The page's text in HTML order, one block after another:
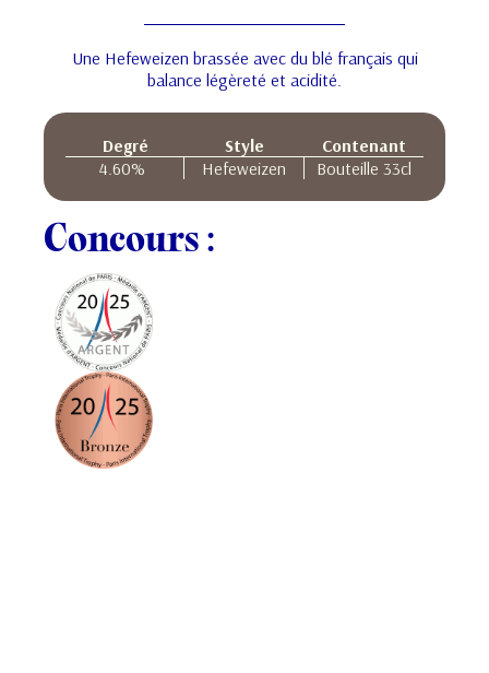
Une Hefeweizen brassée avec du blé français qui
balance légèreté et acidité.
Degré Style
Contenant
4.60% Hefeweizen Bouteille 33cl
Concours :